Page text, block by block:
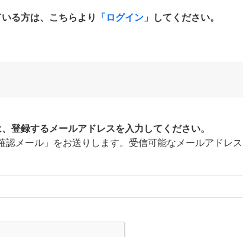
る方は、こちらより 「ログイン」 してください。
登録するメールアドレスを入力してください。
メール」をお送りします。受信可能なメールアドレス